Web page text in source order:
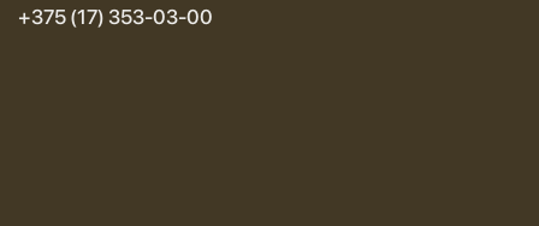
+375 (17) 353-03-00